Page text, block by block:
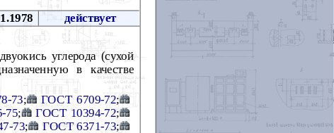
действует
углерода (сухой
в качестве
73; ГОСТ 6709-72;
75; ГОСТ 10394-72;
73; ГОСТ 6371-73;